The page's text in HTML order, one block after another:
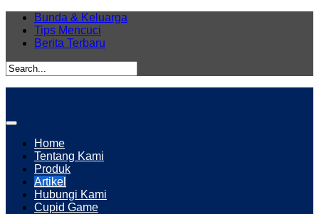
Bunda & Keluarga
Tips Mencuci
Berita Terbaru
Home
Tentang Kami
Produk
Artikel
Hubungi Kami
Cupid Game